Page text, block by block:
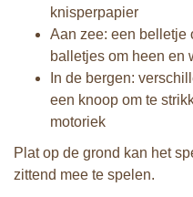
knisperpapier
Aan zee: een belletje
balletjes om heen en
In de bergen:
een knoop om te
motoriek
Plat op de grond kan het
zittend mee te spelen.